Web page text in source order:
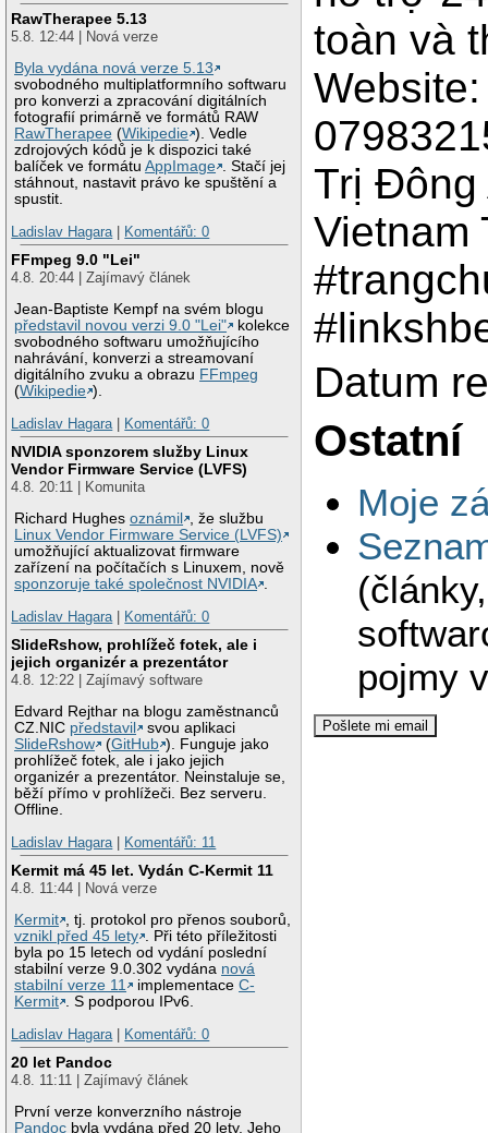
RawTherapee 5.13
5.8. 12:44 | Nová verze
Byla vydána nová verze 5.13
svobodného multiplatformního softwaru
pro konverzi a zpracování digitálních
fotografií primárně ve formátů RAW
RawTherapee (Wikipedie ). Vedle
zdrojových kódů je k dispozici také
balíček ve formátuAppImage . Stačí jej
stáhnout, nastavit právo ke spuštění a
spustit.
Ladislav Hagara
Komentářů: 0
FFmpeg 9.0 "Lei"
4.8. 20:44 | Zajímavý článek
Jean-Baptiste Kempf na svém blogu
představil novou verzi 9.0 "Lei"
kolekce
svobodného softwaru umožňujícího
nahrávání, konverzi a streamovaní
digitálního zvuku a obrazu FFmpeg
(Wikipedie ).
Ladislav Hagara
Komentářů: 0
NVIDIA sponzorem služby Linux
Vendor Firmware Service (LVFS)
4.8. 20:11 | Komunita
Richard Hughesoznámil
, že službu
Linux Vendor Firmware Service (LVFS)
umožňující aktualizovat firmware
zařízení na počítačích s Linuxem, nově
sponzoruje také společnost NVIDIA .
Ladislav Hagara | Komentářů: 0
SlideRshow, prohlížeč fotek, ale i
jejich organizér a prezentátor
4.8. 12:22 | Zajímavý software
Edvard Rejthar na blogu zaměstnanců
CZ.NIC představil
svou aplikaci
SlideRshow
(GitHub ). Funguje jako
prohlížeč fotek, ale i jako jejich
organizér a prezentátor. Neinstaluje se,
běží přímo v prohlížeči. Bez serveru.
Offline.
Ladislav Hagara | Komentářů: 11
Kermit má 45 let. Vydán C-Kermit 11
4.8. 11:44 | Nová verze
Kermit , tj. protokol pro přenos souborů,
vznikl před 45 lety . Při této příležitosti
byla po 15 letech od vydání poslední
stabilní verze 9.0.302 vydána nová
stabilní verze 11
implementaceC-
Kermit . S podporou IPv6.
Ladislav Hagara | Komentářů: 0
20 let Pandoc
4.8. 11:11 | Zajímavý článek
První verze konverzního nástroje
Pandoc byla vydána před 20 lety. Jeho
toàn và
Trị Đông
Vietnam
Datum
Ostatní
Moje
pojmy